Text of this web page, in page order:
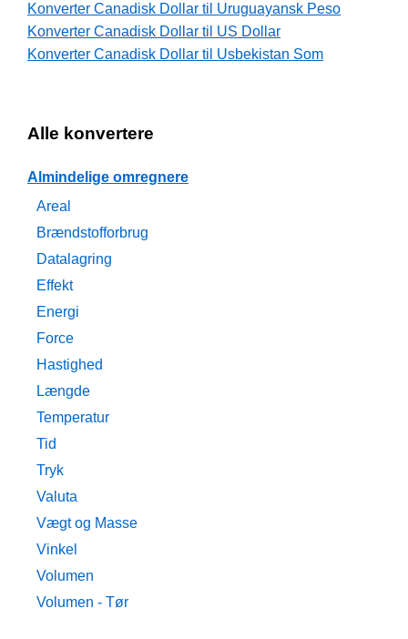
Konverter Canadisk Dollar til Uruguayansk Peso
Konverter Canadisk Dollar til US Dollar
Konverter Canadisk Dollar til Usbekistan Som
Alle konvertere
Almindelige omregnere
Areal
Brændstofforbrug
Datalagring
Effekt
Energi
Force
Hastighed
Længde
Temperatur
Tid
Tryk
Valuta
Vægt og Masse
Vinkel
Volumen
Volumen - Tør